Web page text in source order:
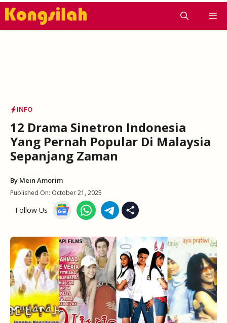
Skip
INFO
12 Drama Sinetron Indonesia
Yang Pernah Popular Di Malaysia
Sepanjang Zaman
By Mein Amorim
Published On: October 21, 2025
Follow Us